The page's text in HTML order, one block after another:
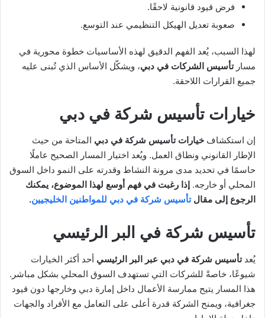
فرض قيود قانونية لاحقًا.
صعوبة تعديل الهيكل التنظيمي عند التوسع.
لهذا السبب، يُعد الفهم الدقيق لهذه الأساسيات خطوة محورية في
مسارتأسيس الشركات في دبي، ويشكّل الأساس الذي تُبنى عليه
جميع القرارات اللاحقة.
خيارات تأسيس شركة في دبي
إن استكشاف خيارات تأسيس شركة في دبي المتاحة من حيث
الإطار القانوني ونطاق العمل. ويُعد اختيار المسار الصحيح عاملًا
حاسمًا في تحديد مدى مرونة النشاط وقدرته على النمو داخل السوق
المحلي أو خارجه. إذا رغبت في فهم أوسع لهذا الموضوع، يمكنك
الرجوع إلى مقالتأسيس شركة في دبي للمواطنين الخليجيين.
تأسيس شركة في البر الرئيسي
يُعدتأسيس شركة في دبي عبر البر الرئيسي أحد أكثر الخيارات
شيوعًا، خاصةً للشركات التي تستهدف السوق المحلي بشكل مباشر.
هذا المسار يتيح ممارسة الأعمال داخل إمارة دبي وخارجها دون قيود
جغرافية، ويمنح الشركة قدرة أعلى على التعامل مع الأفراد والجهات